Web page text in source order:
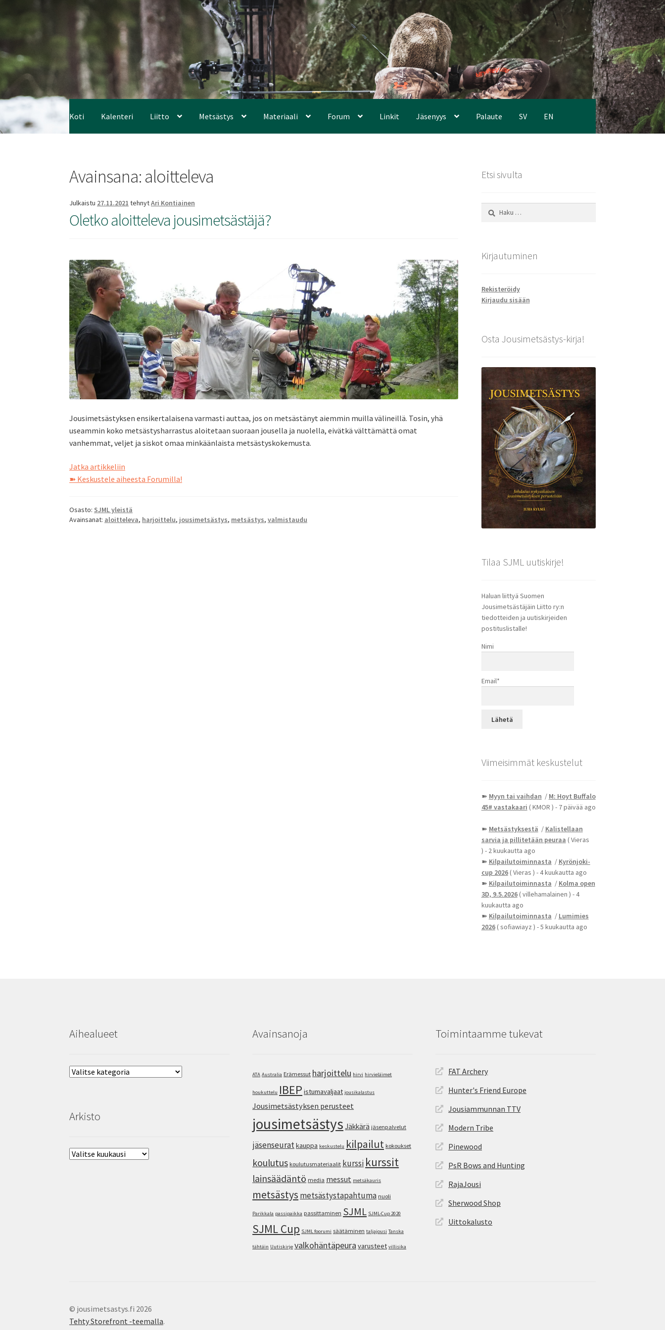
Koti Kalenteri Liitto Metsästys Materiaali Forum Linkit Jäsenyys Palaute SV EN
Avainsana: aloitteleva
Julkaistu 27.11.2021 tehnytAri Kontiainen
Oletko aloitteleva jousimetsästäjä?
Jousimetsästyksen ensikertalaisena varmasti auttaa, jos on metsästänyt aiemmin muilla välineillä. Tosin, yhä
useammin koko metsästysharrastus aloitetaan suoraan jousella ja nuolella, eivätkä välttämättä omat
vanhemmat, veljet ja siskot omaa minkäänlaista metsästyskokemusta.
Jatka artikkeliin
aloitteleva
➽ Keskustele aiheesta Forumilla!
Osasto: SJML yleistä
Avainsanat: aloitteleva, harjoittelu, jousimetsästys, metsästys,valmistaudu
Etsi sivulta
Haku:
Kirjautuminen
Rekisteröidy
Kirjaudu sisään
Osta Jousimetsästys-kirja!
Tilaa SJML uutiskirje!
Haluan liittyä Suomen
Jousimetsästäjäin Liitto ry:n
tiedotteiden ja uutiskirjeiden
postituslistalle!
Nimi
Email*
Viimeisimmät keskustelut
➽ Myyn tai vaihdan / M: Hoyt Buffalo
45# vastakaari ( KMOR ) - 7 päivää ago
➽ Metsästyksestä / Kalistellaan
sarvia ja pillitetään peuraa ( Vieras
) - 2 kuukautta ago
➽ Kilpailutoiminnasta / Kyrönjoki-
cup 2026( Vieras ) - 4 kuukautta ago
➽ Kilpailutoiminnasta / Kolma open
3D, 9.5.2026( villehamalainen ) - 4
kuukautta ago
➽ Kilpailutoiminnasta / Lumimies
2026( sofiawiayz ) - 5 kuukautta ago
Aihealueet
Aihealueet
Arkisto
Arkisto
Avainsanoja
ATA Australia Erämessut harjoittelu hirvi hirvieläimet
houkuttelu IBEP istumavaljaat jousikalastus
Jousimetsästyksen perusteet
jousimetsästys Jäkkärä jäsenpalvelut
jäsenseuratkauppa keskustelu kilpailut kokoukset
koulutus koulutusmateriaalit kurssi kurssit
lainsäädäntö media messut metsäkauris
metsästys metsästystapahtuma nuoli
Parikkala passipaikka passittaminen SJML SJML-Cup 2020
SJML Cup SJML foorumi säätäminen taljajousi Tanska
tähtäin Uutiskirje valkohäntäpeura varusteet villisika
Toimintaamme tukevat
FAT Archery
Hunter's Friend Europe
Jousiammunnan TTV
Modern Tribe
Pinewood
PsR Bows and Hunting
RajaJousi
Sherwood Shop
Uittokalusto
© jousimetsastys.fi 2026
Tehty Storefront -teemalla.